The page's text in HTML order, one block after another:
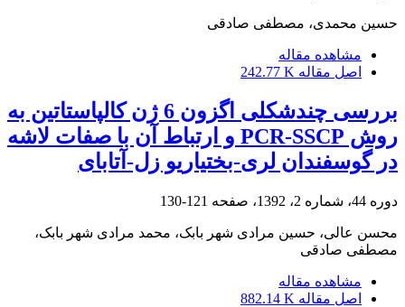
حسین محمدی، مصطفی صادقی
مشاهده مقاله
اصل مقاله 242.77 K
بررسی چندشکلی اگزون 6 ژن کالپاستاتین به
روش PCR-SSCP و ارتباط آن با صفات لاشه
در گوسفندان لری-بختیاریو زل-آتابای
دوره 44، شماره 2، 1392، صفحه 121-130
محسن عالی، حسین مرادی شهر بابک، محمد مرادی شهر بابک،
مصطفی صادقی
مشاهده مقاله
اصل مقاله 882.14 K